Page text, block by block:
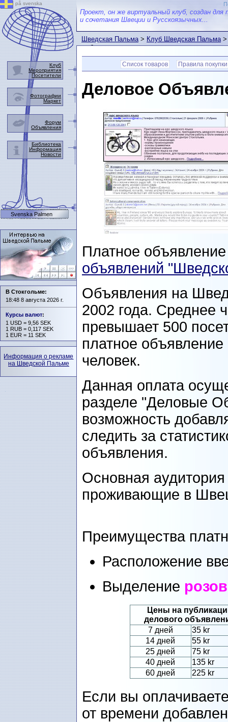
Проект, он же виртуальный клуб, создан для
и сочетания Швеции и Русскоязычных...
Шведская Пальма>Клуб Шведская Пальма
выбранном товаре.
Список товаров Правила покупки
Деловое
Платное
объявлений
Объявления на
2002 года. Среднее
превышает 500
платное
человек.
Данная оплата
разделе "Деловые
возможность
следить за
объявления.
Основная аудитория
проживающие в
Преимущества
Расположение
Выделение
Цены на
делового
7 дней
35 kr
14 дней
55 kr
25 дней
75 kr
40 дней
135 kr
60 дней
225 kr
Если вы
от времени
på svenska
Клуб
Мероприятия
Посетители
Фотографии
Маркет
Форум
Объявления
Библиотека
Информация
Новости
Svenska Palmen
В Стокгольме:
18:48 8 августа 2026 г.
Курсы валют:
1 USD = 9,56 SEK
1 RUB = 0,117 SEK
1 EUR = 11 SEK
Информация о рекламе
на Шведской Пальме